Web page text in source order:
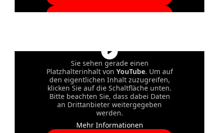
Sie sehen gerade einen
Platzhalterinhalt von YouTube. Um auf
den eigentlichen Inhalt zuzugreifen,
klicken Sie auf die Schaltfläche unten.
Bitte beachten Sie, dass dabei Daten
an Drittanbieter weitergegeben
werden.
Mehr Informationen